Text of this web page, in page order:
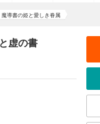
魔導書の姫と愛しき眷属
虚の書